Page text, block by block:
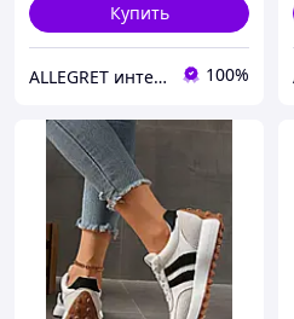
Купить
ALLEGRET интернет-магазин обуви 100%